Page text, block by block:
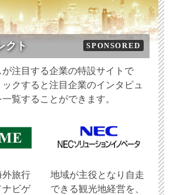
クト SPONSORED
が注目する企業の特設サイトで
クすると注目企業のインタビュ
覧することができます。
外旅行
ナビゲ
地域が主役となり自走
できる観光地経営を、